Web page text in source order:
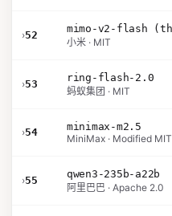
›52
mimo-v2-flash
小米 · MIT
›53
ring-flash-2.0
蚂蚁集团 · MIT
›54
minimax-m2.5
MiniMax · Modified MIT
›55
qwen3-235b-a22b
阿里巴巴 · Apache 2.0